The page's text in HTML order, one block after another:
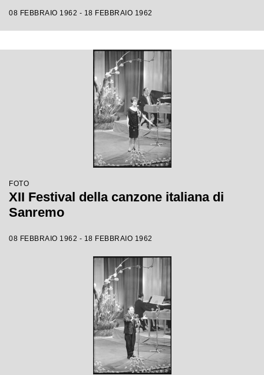
08 FEBBRAIO 1962 - 18 FEBBRAIO 1962
FOTO
XII Festival della canzone italiana di
Sanremo
08 FEBBRAIO 1962 - 18 FEBBRAIO 1962